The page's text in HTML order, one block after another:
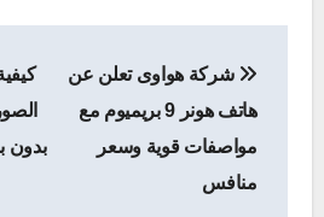
المقالات
شركة هواوى تعلن عن
هاتف هونر 9 بريميوم مع
مواصفات قوية وسعر
منافس
بدون